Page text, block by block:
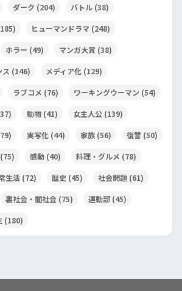
ダーク (204) バトル (38)
ヒューマンドラマ (248)
ホラー (49) マンガ大賞 (38)
ス (146) メディア化 (129)
ラブコメ (76) ワーキングウーマン (54)
動物 (41) 女主人公 (139)
実写化 (44) 家族 (56) 復讐 (50)
(75) 感動 (40) 料理・グルメ (78)
生活 (72) 歴史 (45) 社会問題 (61)
裏社会・闇社会 (75) 運動部 (45)
(180)